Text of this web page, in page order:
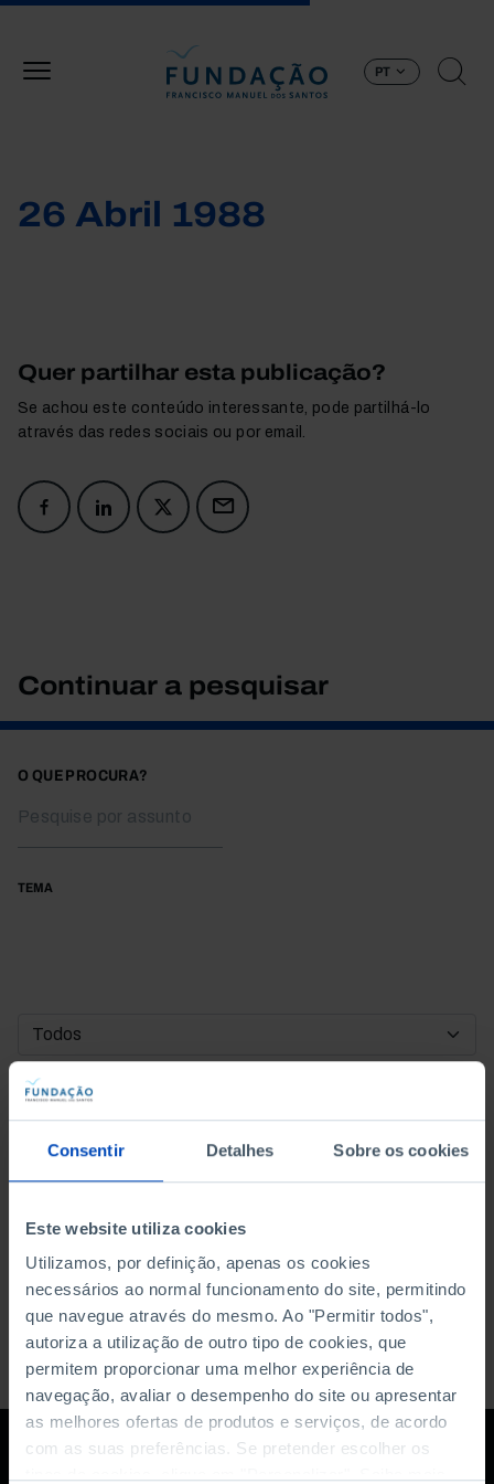
Consentir Detalhes Sobre os cookies
Este website utiliza cookies
Utilizamos, por definição, apenas os cookies
necessários ao normal funcionamento do site, permitindo
que navegue através do mesmo. Ao "Permitir todos",
autoriza a utilização de outro tipo de cookies, que
permitem proporcionar uma melhor experiência de
navegação, avaliar o desempenho do site ou apresentar
as melhores ofertas de produtos e serviços, de acordo
com as suas preferências. Se pretender escolher os
PT
26 Abril 1988
Quer partilhar esta publicação?
Se achou este conteúdo interessante, pode partilhá-lo
através das redes sociais ou por email.
Continuar a pesquisar
O QUE PROCURA?
TEMA
DATA DE INÍCIO
DATA DE FIM